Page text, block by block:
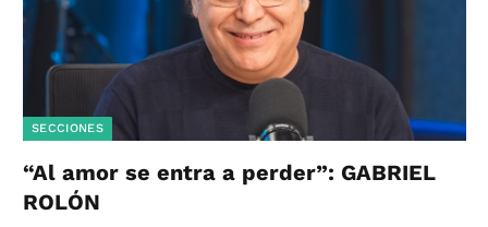
SECCIONES
“Al amor se entra a perder”: GABRIEL
ROLÓN